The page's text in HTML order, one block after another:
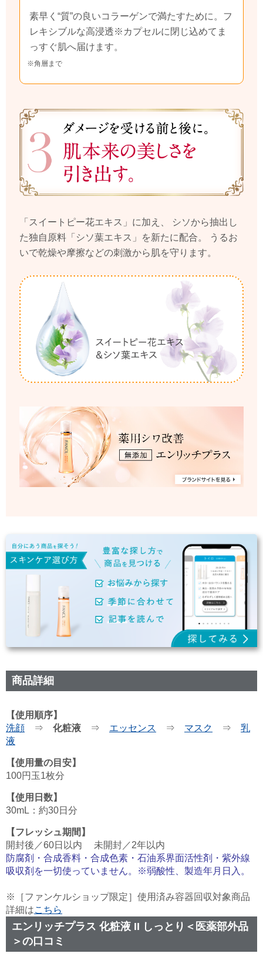
素早く“質”の良いコラーゲンで満たすために。 フ
レキシブルな高浸透※ カプセルに閉じ込めてま
っすぐ肌へ届けます。
※角層まで
「スイートピー花エキス」に加え、
シソから抽出し
た独自原料「シソ葉エキス」を新たに配合。
うるお
いで乾燥や摩擦などの刺激から肌を守ります。
商品詳細
【使用順序】
洗顔 ⇒ 化粧液 ⇒ エッセンス ⇒ マスク ⇒ 乳
液
【使用量の目安】
100円玉1枚分
【使用日数】
30mL：約30日分
【フレッシュ期間】
開封後／60日以内 未開封／2年以内
防腐剤・合成香料・合成色素・石油系界面活性剤・紫外線
吸収剤を一切使っていません。※弱酸性、製造年月日入。
※［ファンケルショップ限定］使用済み容器回収対象商品
詳細はこちら
エンリッチプラス 化粧液 II しっとり＜医薬部外品
＞の口コミ